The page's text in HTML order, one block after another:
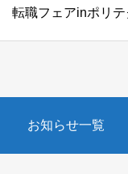
転職フェアinポリテ
お知らせ一覧